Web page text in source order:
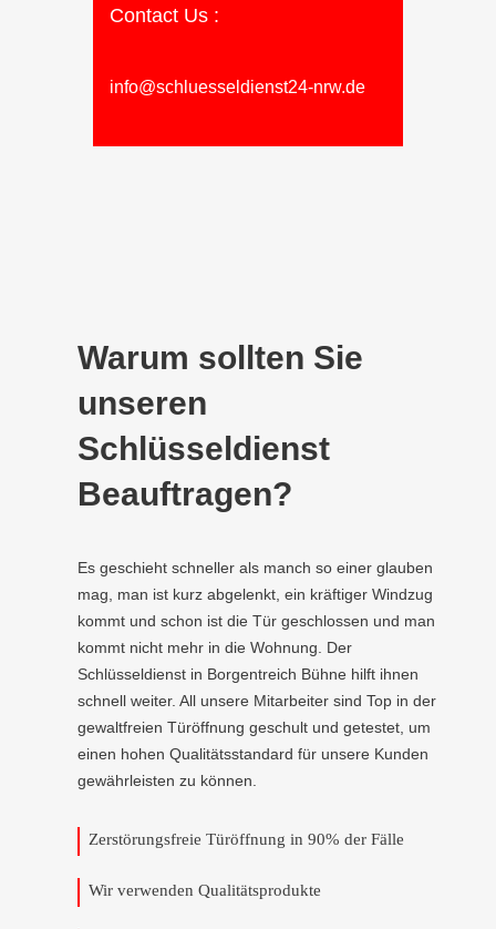
Contact Us :
info@schluesseldienst24-nrw.de
Warum sollten Sie
unseren
Schlüsseldienst
Beauftragen?
Es geschieht schneller als manch so einer glauben
mag, man ist kurz abgelenkt, ein kräftiger Windzug
kommt und schon ist die Tür geschlossen und man
kommt nicht mehr in die Wohnung. Der
Schlüsseldienst in Borgentreich Bühne hilft ihnen
schnell weiter. All unsere Mitarbeiter sind Top in der
gewaltfreien Türöffnung geschult und getestet, um
einen hohen Qualitätsstandard für unsere Kunden
gewährleisten zu können.
Zerstörungsfreie Türöffnung in 90% der Fälle
Wir verwenden Qualitätsprodukte